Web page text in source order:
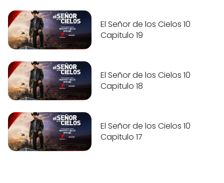
El Señor de los Cielos 10
Capitulo 19
El Señor de los Cielos 10
Capitulo 18
El Señor de los Cielos 10
Capitulo 17